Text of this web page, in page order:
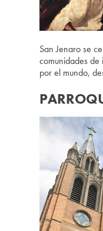
San Jenaro se
comunidades de
por el mundo,